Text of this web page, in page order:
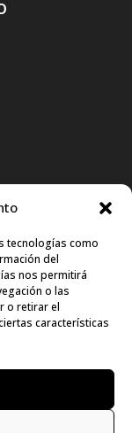
tecnologías como
del
nos permitirá
o las
o retirar el
características